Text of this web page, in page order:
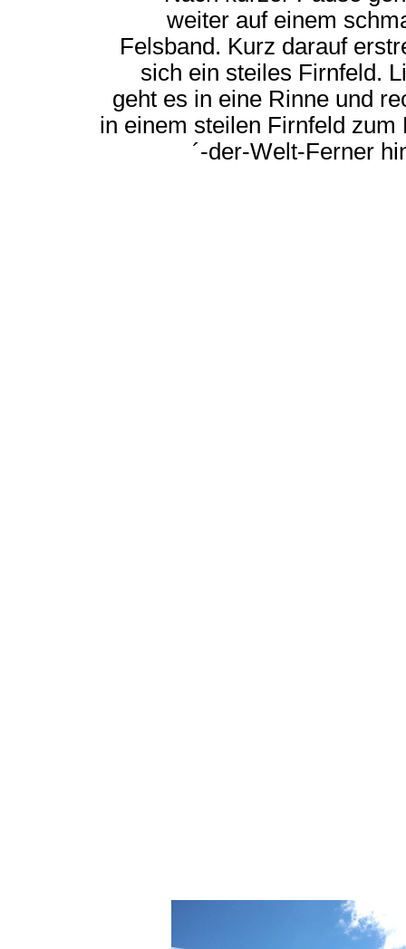
weiter auf einem
Felsband. Kurz darauf
sich ein steiles Firnfeld.
geht es in eine Rinne und
in einem steilen Firnfeld zum
´-der-Welt-Ferner